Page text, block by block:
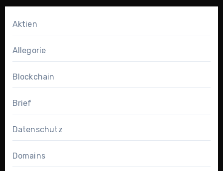
Aktien
Allegorie
Blockchain
Brief
Datenschutz
Domains